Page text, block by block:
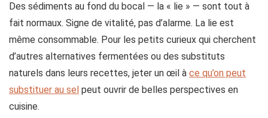
Des sédiments au fond du bocal — la « lie » — sont tout à
fait normaux. Signe de vitalité, pas d’alarme. La lie est
même consommable. Pour les petits curieux qui cherchent
d’autres alternatives fermentées ou des substituts
naturels dans leurs recettes, jeter un œil à ce qu’on peut
substituer au sel peut ouvrir de belles perspectives en
cuisine.